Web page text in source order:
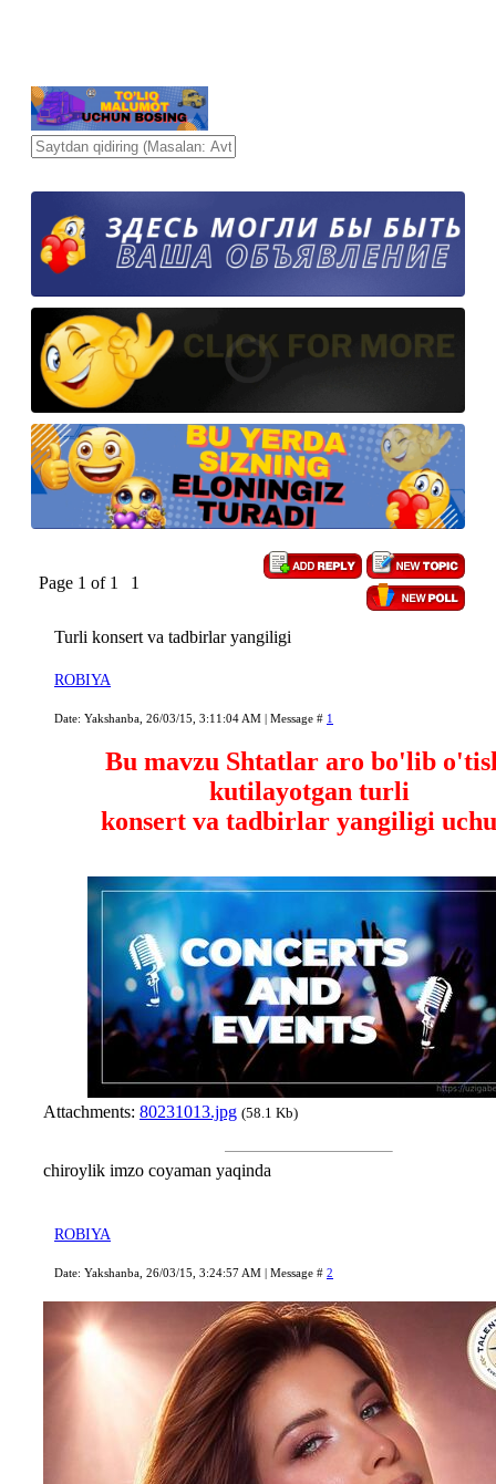
Page 1 of 1 1
Turli konsert va tadbirlar yangiligi
ROBIYA
Date: Yakshanba, 26/03/15, 3:11:04 AM | Message # 1
Bu mavzu Shtatlar aro bo'lib
kutilayotgan turli
konsert va tadbirlar yangiligi
Attachments: 80231013.jpg (58.1 Kb)
chiroylik imzo coyaman yaqinda
ROBIYA
Date: Yakshanba, 26/03/15, 3:24:57 AM | Message # 2